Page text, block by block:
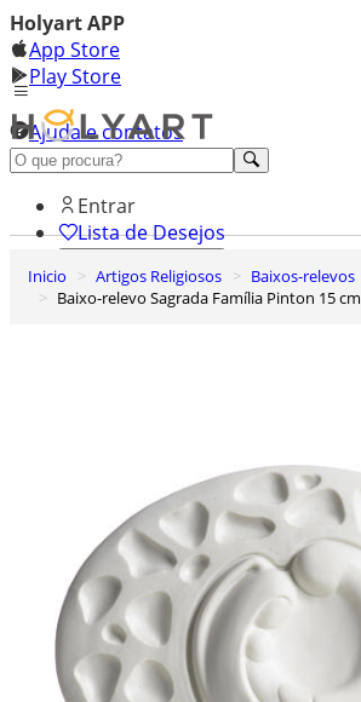
Holyart APP
App Store
Play Store
Ajuda e contatos
Conheça premium
Entrar
Lista de Desejos
0
Carrinho de Compras
Inicio Artigos Religiosos Baixos-relevos
Baixo-relevo Sagrada Família Pinton 15 cm